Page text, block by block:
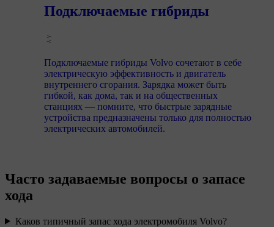
Подключаемые гибриды
Подключаемые гибриды Volvo сочетают в себе
электрическую эффективность и двигатель
внутреннего сгорания. Зарядка может быть
гибкой, как дома, так и на общественных
станциях — помните, что быстрые зарядные
устройства предназначены только для полностью
электрических автомобилей.
Часто задаваемые вопросы о запасе
хода
Каков типичный запас хода электромобиля Volvo?